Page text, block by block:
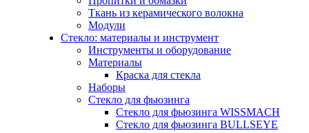
Ткань из керамического волокна
Модули
Стекло: материалы и инструмент
Инструменты и оборудование
Материалы
Краска для стекла
Наборы
Стекло для фьюзинга
Стекло для фьюзинга WISSMACH
Стекло для фьюзинга BULLSEYE